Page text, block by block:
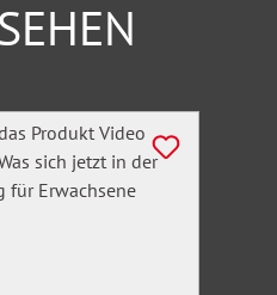
Länder (TV-L) ,
bei
Richter,
für Arbeits- und